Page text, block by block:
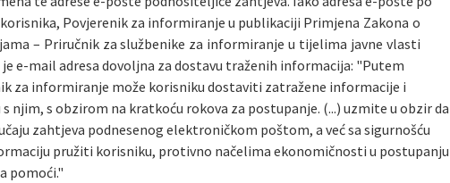
Povjerenik za informiranje u publikaciji Primjena Zakona o
– Priručnik za službenike za informiranje u tijelima javne vlasti
e-mail adresa dovoljna za dostavu traženih informacija: "Putem
za informiranje može korisniku dostaviti zatražene informacije i
njim, s obzirom na kratkoću rokova za postupanje. (...) uzmite u obzir da
zahtjeva podnesenog elektroničkom poštom, a već sa sigurnošću
pružiti korisniku, protivno načelima ekonomičnosti u postupanju
pomoći."